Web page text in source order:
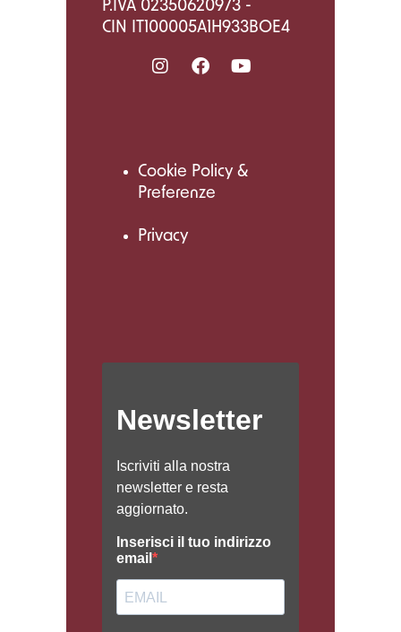
P.IVA 02350620973 -
CIN IT100005A1H933BOE4
Cookie Policy &
Preferenze
Privacy